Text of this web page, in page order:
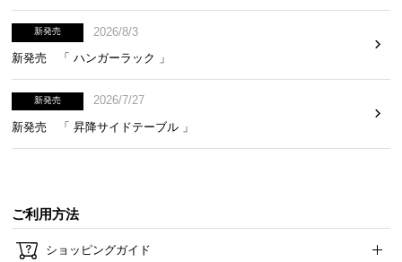
新発売
2026/8/3
新発売 「 ハンガーラック 」
新発売
2026/7/27
新発売 「 昇降サイドテーブル 」
ご利用方法
ショッピングガイド